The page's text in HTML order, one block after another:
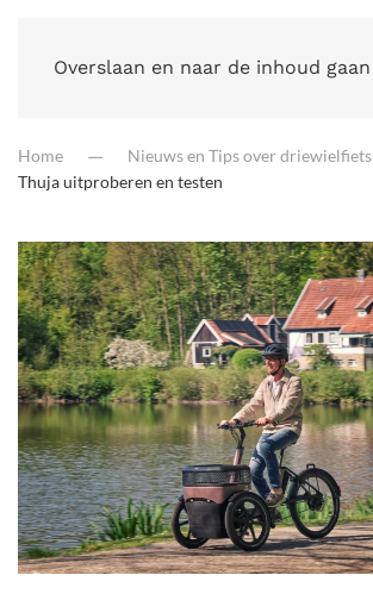
Overslaan en naar de inhoud gaan
Home Nieuws en Tips over driewielfiets
Thuja uitproberen en testen